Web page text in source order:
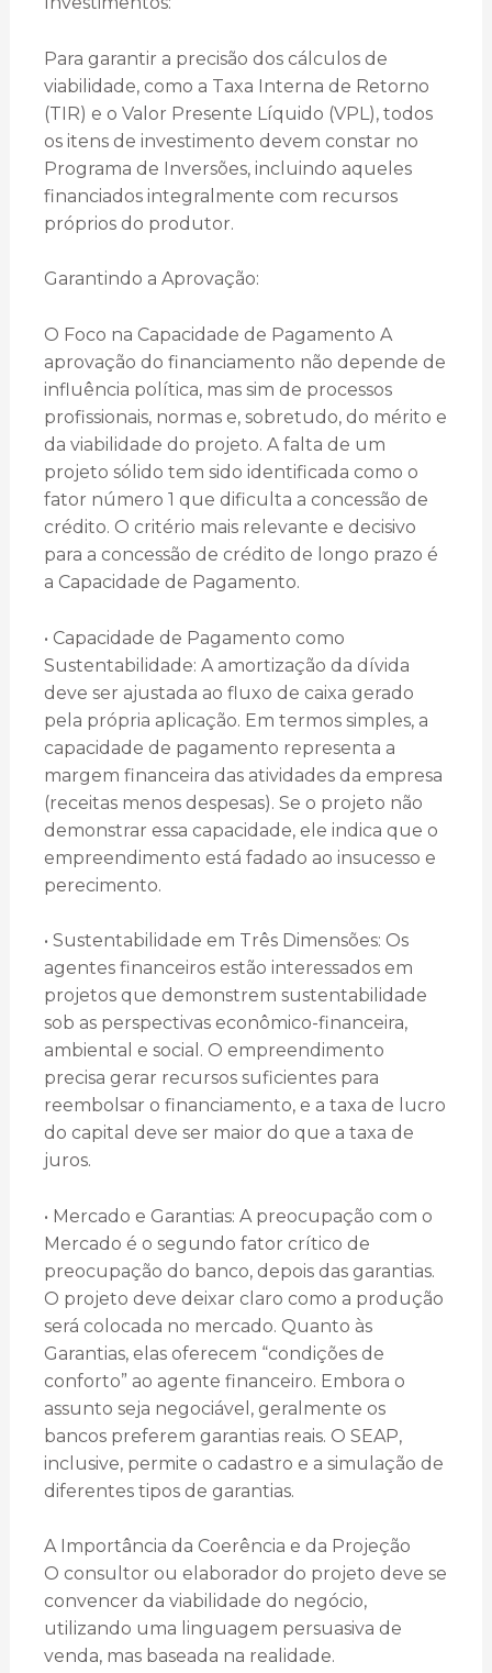
Para garantir a precisão dos cálculos de
viabilidade, como a Taxa Interna de Retorno
(TIR) e o Valor Presente Líquido (VPL), todos
os itens de investimento devem constar no
Programa de Inversões, incluindo aqueles
financiados integralmente com recursos
próprios do produtor.
Garantindo a Aprovação:
O Foco na Capacidade de Pagamento A
aprovação do financiamento não depende de
influência política, mas sim de processos
profissionais, normas e, sobretudo, do mérito e
da viabilidade do projeto. A falta de um
projeto sólido tem sido identificada como o
fator número 1 que dificulta a concessão de
crédito. O critério mais relevante e decisivo
para a concessão de crédito de longo prazo é
a Capacidade de Pagamento.
• Capacidade de Pagamento como
Sustentabilidade: A amortização da dívida
deve ser ajustada ao fluxo de caixa gerado
pela própria aplicação. Em termos simples, a
capacidade de pagamento representa a
margem financeira das atividades da empresa
(receitas menos despesas). Se o projeto não
demonstrar essa capacidade, ele indica que o
empreendimento está fadado ao insucesso e
perecimento.
• Sustentabilidade em Três Dimensões: Os
agentes financeiros estão interessados em
projetos que demonstrem sustentabilidade
sob as perspectivas econômico-financeira,
ambiental e social. O empreendimento
precisa gerar recursos suficientes para
reembolsar o financiamento, e a taxa de lucro
do capital deve ser maior do que a taxa de
juros.
• Mercado e Garantias: A preocupação com o
Mercado é o segundo fator crítico de
preocupação do banco, depois das garantias.
O projeto deve deixar claro como a produção
será colocada no mercado. Quanto às
Garantias, elas oferecem “condições de
conforto” ao agente financeiro. Embora o
assunto seja negociável, geralmente os
bancos preferem garantias reais. O SEAP,
inclusive, permite o cadastro e a simulação de
diferentes tipos de garantias.
A Importância da Coerência e da Projeção
O consultor ou elaborador do projeto deve se
convencer da viabilidade do negócio,
utilizando uma linguagem persuasiva de
venda, mas baseada na realidade.